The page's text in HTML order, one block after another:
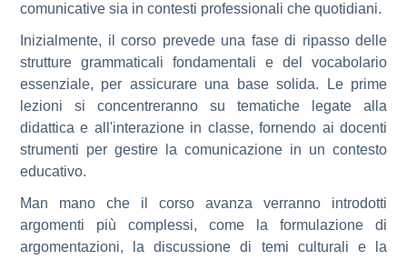
comunicative sia in contesti professionali che quotidiani.
Inizialmente, il corso prevede una fase di ripasso delle
strutture grammaticali fondamentali e del vocabolario
essenziale, per assicurare una base solida. Le prime
lezioni si concentreranno su tematiche legate alla
didattica e all'interazione in classe, fornendo ai docenti
strumenti per gestire la comunicazione in un contesto
educativo.
Man mano che il corso avanza verranno introdotti
argomenti più complessi, come la formulazione di
argomentazioni, la discussione di temi culturali e la